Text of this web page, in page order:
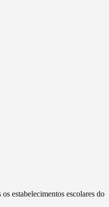
estabelecimentos escolares do